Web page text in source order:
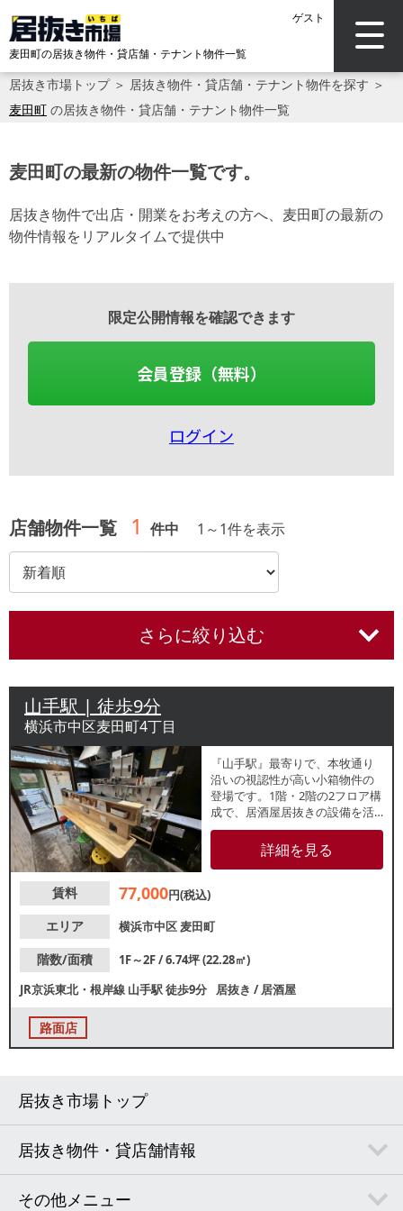
ゲスト
麦田町の居抜き物件・貸店舗・テナント物件一覧
居抜き市場トップ＞ 居抜き物件・貸店舗・テナント物件を探す ＞
麦田町 の居抜き物件・貸店舗・テナント物件一覧
麦田町の最新の物件一覧です。
居抜き物件で出店・開業をお考えの方へ、麦田町の最新の
物件情報をリアルタイムで提供中
限定公開情報を確認できます
会員登録（無料）
ログイン
店舗物件一覧 1 件中 1 ～1件を表示
さらに絞り込む
山手駅 | 徒歩9分
横浜市中区麦田町4丁目
『山手駅』最寄りで、本牧通り
沿いの視認性が高い小箱物件の
登場です。1階・2階の2フロア構
成で、居酒屋居抜きの設備を活
かした低コスト出店が可能。1階
カウンター4席、2階テーブル6席
と、少人数で効率よく運営でき
開業の第一歩として、こだわり
です。
詳細を見る
賃料 77,000円(税込)
エリア
横浜市中区麦田町
階数/面積
1F～2F / 6.74坪 (22.28㎡)
JR京浜東北・根岸線 山手駅徒歩9分 居抜き /居酒屋
路面店
居抜き市場トップ
居抜き物件・貸店舗情報
その他メニュー